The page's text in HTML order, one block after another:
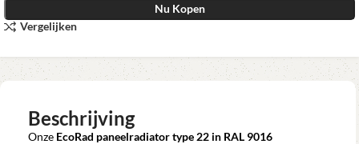
Nu Kopen
Vergelijken
Beschrijving
Onze EcoRad paneelradiator type 22 in RAL 9016